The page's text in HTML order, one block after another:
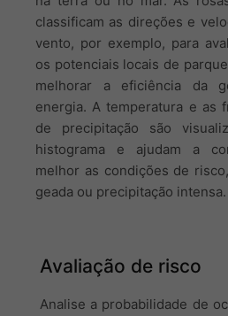
classificam as direções e
vento, por exemplo, para
os potenciais locais de
melhorar a eficiência da
energia. A temperatura e as
de precipitação são
histograma e ajudam a
melhor as condições de
geada ou precipitação intensa.
Avaliação de risco
Analise a probabilidade de